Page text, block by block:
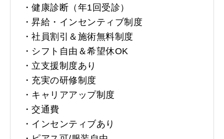
・健康診断（年1回受診）
・昇給・インセンティブ制度
・社員割引＆施術無料制度
・シフト自由＆希望休OK
・立支援制度あり
・充実の研修制度
・キャリアアップ制度
・交通費
・インセンティブあり